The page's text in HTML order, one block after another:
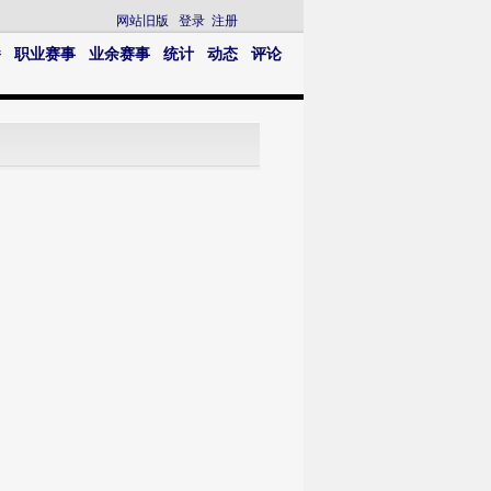
网站旧版 登录 注册
职业赛事 业余赛事 统计 动态 评论